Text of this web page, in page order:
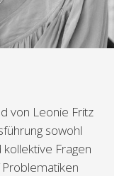
von Leonie Fritz
sowohl
Fragen